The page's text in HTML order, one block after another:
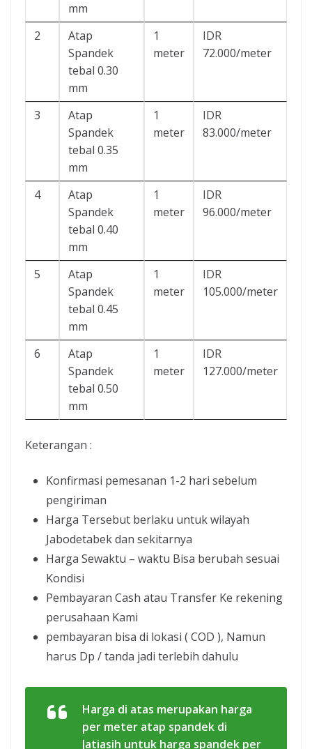
mm
2
Atap
Spandek
tebal 0.30
mm
1
meter
IDR
72.000/meter
3
Atap
Spandek
tebal 0.35
mm
1
meter
IDR
83.000/meter
4
Atap
Spandek
tebal 0.40
mm
1
meter
IDR
96.000/meter
5
Atap
Spandek
tebal 0.45
mm
1
meter
IDR
105.000/meter
6
Atap
Spandek
tebal 0.50
mm
1
meter
IDR
127.000/meter
Keterangan :
Konfirmasi pemesanan 1-2 hari sebelum
pengiriman
Harga Tersebut berlaku untuk wilayah
Jabodetabek dan sekitarnya
Harga Sewaktu – waktu Bisa berubah sesuai
Kondisi
Pembayaran Cash atau Transfer Ke rekening
perusahaan Kami
pembayaran bisa di lokasi ( COD ), Namun
harus Dp / tanda jadi terlebih dahulu
Harga di atas merupakan harga
per meter atap spandek di
Jatiasih untuk harga spandek per